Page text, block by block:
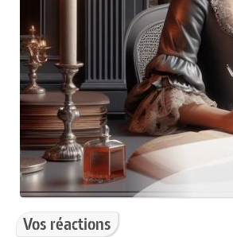
Vos réactions